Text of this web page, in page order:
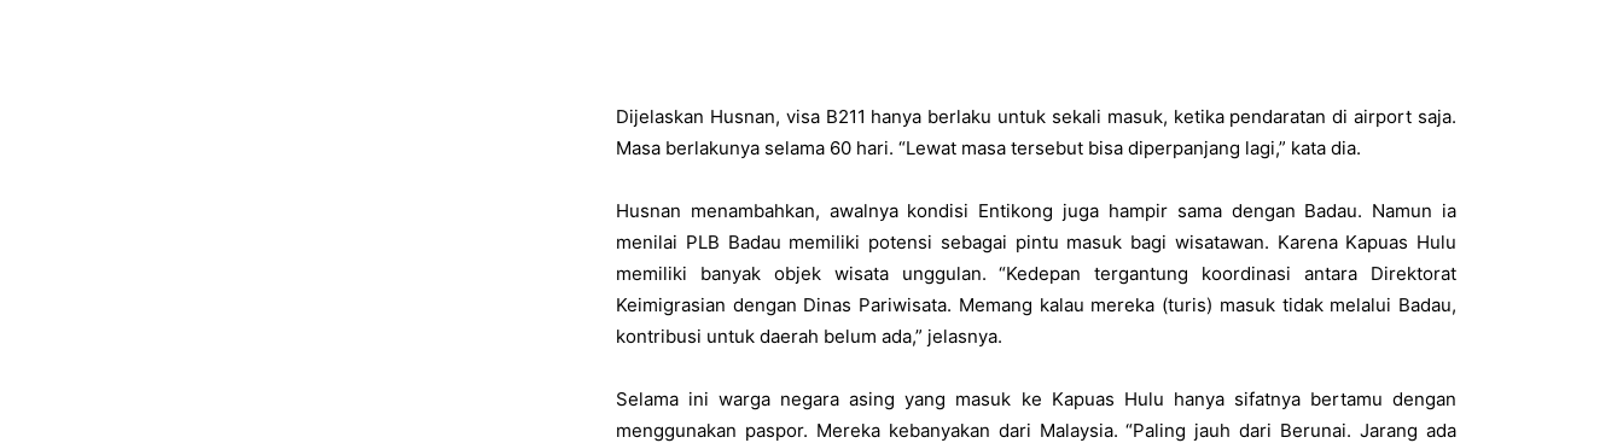
Dijelaskan Husnan, visa B211 hanya berlaku untuk sekali masuk, ketika pendaratan di airport saja.
Masa berlakunya selama 60 hari. “Lewat masa tersebut bisa diperpanjang lagi,” kata dia.
Husnan menambahkan, awalnya kondisi Entikong juga hampir sama dengan Badau. Namun ia
menilai PLB Badau memiliki potensi sebagai pintu masuk bagi wisatawan. Karena Kapuas Hulu
memiliki banyak objek wisata unggulan. “Kedepan tergantung koordinasi antara Direktorat
Keimigrasian dengan Dinas Pariwisata. Memang kalau mereka (turis) masuk tidak melalui Badau,
kontribusi untuk daerah belum ada,” jelasnya.
Selama ini warga negara asing yang masuk ke Kapuas Hulu hanya sifatnya bertamu dengan
menggunakan paspor. Mereka kebanyakan dari Malaysia. “Paling jauh dari Berunai. Jarang ada